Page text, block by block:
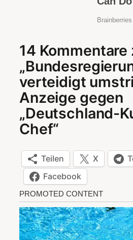
14 Kommentare
verteidigt
Anzeige gegen
„Deutschland-
Chef“
Teilen X
Facebook